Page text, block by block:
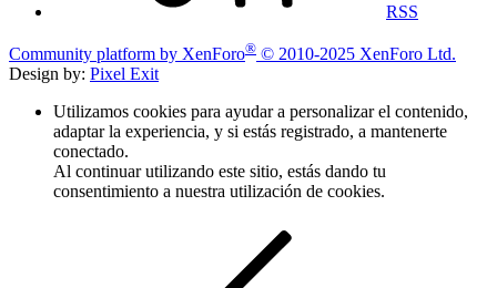
RSS
Community platform by XenForo® © 2010-2025 XenForo Ltd.
Design by: Pixel Exit
Utilizamos cookies para ayudar a personalizar el contenido,
adaptar la experiencia, y si estás registrado, a mantenerte
conectado.
Al continuar utilizando este sitio, estás dando tu
consentimiento a nuestra utilización de cookies.